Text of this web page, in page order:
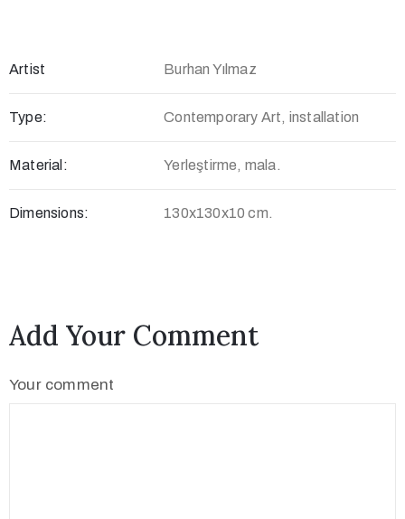
Artist Burhan Yılmaz
Type: Contemporary Art, installation
Material: Yerleştirme, mala.
Dimensions: 130x130x10 cm.
Add Your Comment
Your comment